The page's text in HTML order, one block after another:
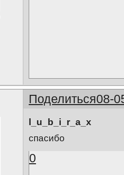
Поделиться08-
l_u_b_i_r_a_x
спасибо
0